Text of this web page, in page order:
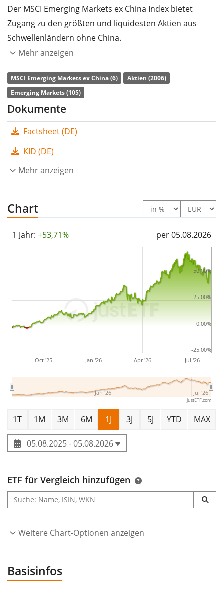
Der MSCI Emerging Markets ex China Index bietet
Zugang zu den größten und liquidesten Aktien aus
Schwellenländern ohne China.
(Gesamtkostenquote) des ETF liegt bei
p.a.. Der ETF bildet die Wertentwicklung des Index
synthetisch durch Swaps
nach. Die Dividendenerträge im ETF werden
Der Amundi MSCI Emerging Ex China UCITS ETF Acc ist
ein sehr großer ETF mit
Fondsvolumen. Der ETF wurde
Mehr anzeigen
MSCI Emerging Markets ex China (6)
Aktien (2006)
Emerging Markets (105)
Dokumente
Factsheet (DE)
KID (DE)
Mehr anzeigen
Chart
1 Jahr: +53,71% per 05.08.2026
Oct '25 Jan '26 Apr '26 Jul '26
Jan '26 Jul '26
-25.00%
0.00%
25.00%
50.00%
justETF.com
1T 1M 3M 6M 1J 3J 5J YTD MAX
05.08.2025 - 05.08.2026
ETF für Vergleich hinzufügen
Weitere Chart-Optionen anzeigen
Basisinfos